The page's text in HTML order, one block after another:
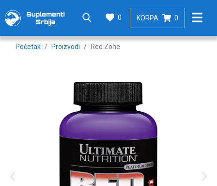
0 KORPA 0
Početak Proizvodi Red Zone